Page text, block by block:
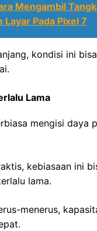
Mengambil
Pada Pixel 7
kondisi ini
Lama
mengisi daya
kebiasaan ini
lama.
menerus,